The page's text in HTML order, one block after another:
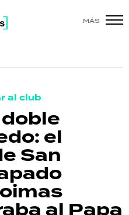
MÁS
al club
el
San